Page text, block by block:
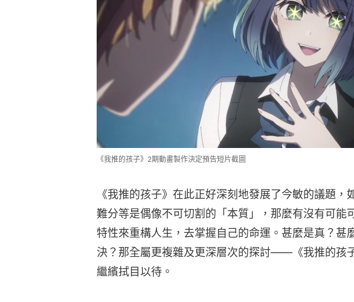
《我推的孩子》2期動畫製作決定預告短片截圖
《我推的孩子》在此正好深刻地發展了今敏的議題，
難分等是偶像不可切割的「本質」，那麼有沒有可能
特性來重構人生，去掌握自己的命運。甚麼是真？甚
決？那全屬更複雜及更深層次的探討——《我推的孩
繼繽拭目以待。